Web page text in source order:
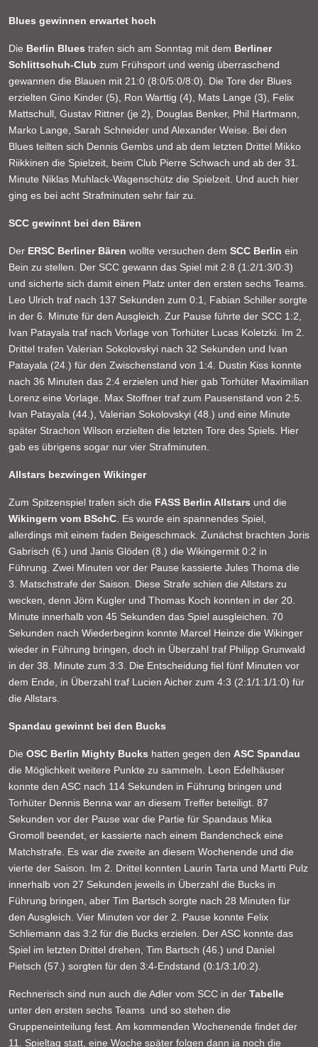
Blues gewinnen erwartet hoch
Die Berlin Blues trafen sich am Sonntag mit dem Berliner
Schlittschuh-Club zum Frühsport und wenig überraschend
gewannen die Blauen mit 21:0 (8:0/5:0/8:0). Die Tore der Blues
erzielten Gino Kinder (5), Ron Warttig (4), Mats Lange (3), Felix
Mattschull, Gustav Rittner (je 2), Douglas Benker, Phil Hartmann,
Marko Lange, Sarah Schneider und Alexander Weise. Bei den
Blues teilten sich Dennis Gembs und ab dem letzten Drittel Mikko
Riikkinen die Spielzeit, beim Club Pierre Schwach und ab der 31.
Minute Niklas Muhlack-Wagenschütz die Spielzeit. Und auch hier
ging es bei acht Strafminuten sehr fair zu.
SCC gewinnt bei den Bären
Der ERSC Berliner Bären wollte versuchen dem SCC Berlin ein
Bein zu stellen. Der SCC gewann das Spiel mit 2:8 (1:2/1:3/0:3)
und sicherte sich damit einen Platz unter den ersten sechs Teams.
Leo Ulrich traf nach 137 Sekunden zum 0:1, Fabian Schiller sorgte
in der 6. Minute für den Ausgleich. Zur Pause führte der SCC 1:2,
Ivan Patayala traf nach Vorlage von Torhüter Lucas Koletzki. Im 2.
Drittel trafen Valerian Sokolovskyi nach 32 Sekunden und Ivan
Patayala (24.) für den Zwischenstand von 1:4. Dustin Kiss konnte
nach 36 Minuten das 2:4 erzielen und hier gab Torhüter Maximilian
Lorenz eine Vorlage. Max Stoffner traf zum Pausenstand von 2:5.
Ivan Patayala (44.), Valerian Sokolovskyi (48.) und eine Minute
später Strachon Wilson erzielten die letzten Tore des Spiels. Hier
gab es übrigens sogar nur vier Strafminuten.
Allstars bezwingen Wikinger
Zum Spitzenspiel trafen sich die FASS Berlin Allstars und die
Wikingern vom BSchC . Es wurde ein spannendes Spiel,
allerdings mit einem faden Beigeschmack. Zunächst brachten Joris
Gabrisch (6.) und Janis Glöden (8.) die Wikingermit 0:2 in
Führung. Zwei Minuten vor der Pause kassierte Jules Thoma die
3. Matschstrafe der Saison. Diese Strafe schien die Allstars zu
wecken, denn Jörn Kugler und Thomas Koch konnten in der 20.
Minute innerhalb von 45 Sekunden das Spiel ausgleichen. 70
Sekunden nach Wiederbeginn konnte Marcel Heinze die Wikinger
wieder in Führung bringen, doch in Überzahl traf Philipp Grunwald
in der 38. Minute zum 3:3. Die Entscheidung fiel fünf Minuten vor
dem Ende, in Überzahl traf Lucien Aicher zum 4:3 (2:1/1:1/1:0) für
die Allstars.
Spandau gewinnt bei den Bucks
Die OSC Berlin Mighty Bucks hatten gegen den ASC Spandau
die Möglichkeit weitere Punkte zu sammeln. Leon Edelhäuser
konnte den ASC nach 114 Sekunden in Führung bringen und
Torhüter Dennis Benna war an diesem Treffer beteiligt. 87
Sekunden vor der Pause war die Partie für Spandaus Mika
Gromoll beendet, er kassierte nach einem Bandencheck eine
Matchstrafe. Es war die zweite an diesem Wochenende und die
vierte der Saison. Im 2. Drittel konnten Laurin Tarta und Martti Pulz
innerhalb von 27 Sekunden jeweils in Überzahl die Bucks in
Führung bringen, aber Tim Bartsch sorgte nach 28 Minuten für
den Ausgleich. Vier Minuten vor der 2. Pause konnte Felix
Schliemann das 3:2 für die Bucks erzielen. Der ASC konnte das
Spiel im letzten Drittel drehen, Tim Bartsch (46.) und Daniel
Pietsch (57.) sorgten für den 3:4-Endstand (0:1/3:1/0:2).
Rechnerisch sind nun auch die Adler vom SCC in der Tabelle
unter den ersten sechs Teams und so stehen die
Gruppeneinteilung fest. Am kommenden Wochenende findet der
11. Spieltag statt, eine Woche später folgen dann ja noch die